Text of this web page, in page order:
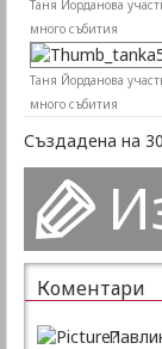
Таня Йорданова
много събития
Таня Йорданова
много събития
Създадена на
Коментари